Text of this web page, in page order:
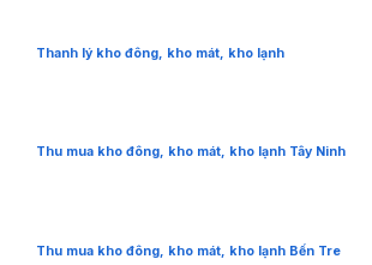
Thanh lý kho đông, kho mát, kho lạnh
Thu mua kho đông, kho mát, kho lạnh Tây Ninh
Thu mua kho đông, kho mát, kho lạnh Bến Tre